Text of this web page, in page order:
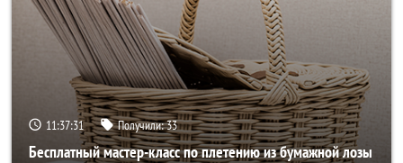
11:37:31 Получили:33
Бесплатный мастер-класс по плетению из бумажной лозы